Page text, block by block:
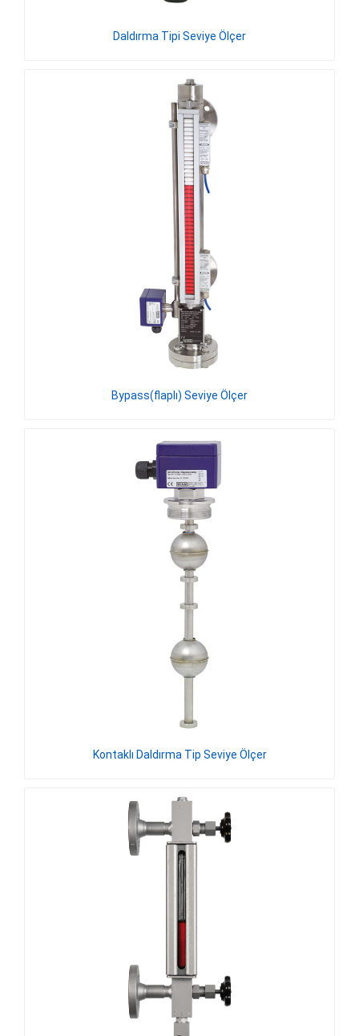
Daldırma Tipi Seviye Ölçer
Bypass(flaplı) Seviye Ölçer
Kontaklı Daldırma Tip Seviye Ölçer